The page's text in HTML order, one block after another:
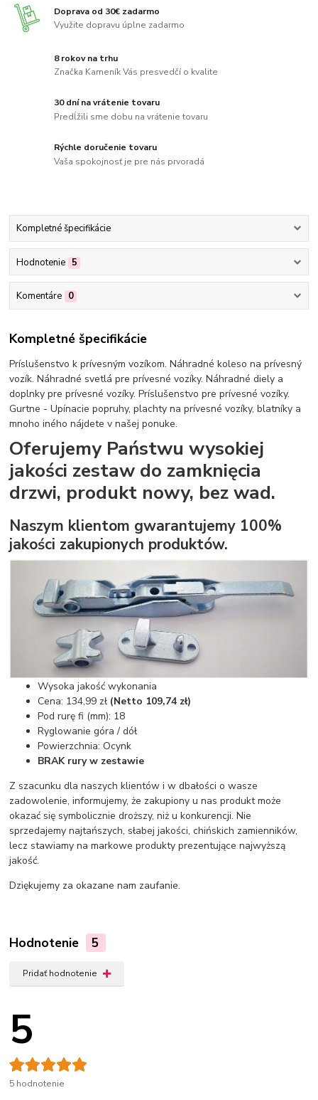
Doprava od 30€ zadarmo
Využite dopravu úplne zadarmo
8 rokov na trhu
Značka Kameník Vás presvedčí o kvalite
30 dní na vrátenie tovaru
Predĺžili sme dobu na vrátenie tovaru
Rýchle doručenie tovaru
Vaša spokojnosť je pre nás prvoradá
Kompletné špecifikácie
Hodnotenie 5
Komentáre 0
Kompletné špecifikácie
Príslušenstvo k prívesným vozíkom. Náhradné koleso na prívesný
vozík. Náhradné svetlá pre prívesné vozíky. Náhradné diely a
doplnky pre prívesné vozíky. Príslušenstvo pre prívesné vozíky.
Gurtne - Upínacie popruhy, plachty na prívesné vozíky, blatníky a
mnoho iného nájdete v našej ponuke.
Oferujemy Państwu wysokiej
jakości zestaw do zamknięcia
drzwi, produkt nowy, bez wad.
Naszym klientom gwarantujemy 100%
jakości zakupionych produktów.
Wysoka jakość wykonania
Cena: 134,99 zł (Netto 109,74 zł)
Pod rurę fi (mm): 18
Ryglowanie góra / dół
Powierzchnia: Ocynk
BRAK rury w zestawie
Z szacunku dla naszych klientów i w dbałości o wasze
zadowolenie, informujemy, że zakupiony u nas produkt może
okazać się symbolicznie droższy, niż u konkurencji. Nie
sprzedajemy najtańszych, słabej jakości, chińskich zamienników,
lecz stawiamy na markowe produkty prezentujące najwyższą
jakość.
Dziękujemy za okazane nam zaufanie.
Hodnotenie 5
Pridať hodnotenie
5
5 hodnotenie